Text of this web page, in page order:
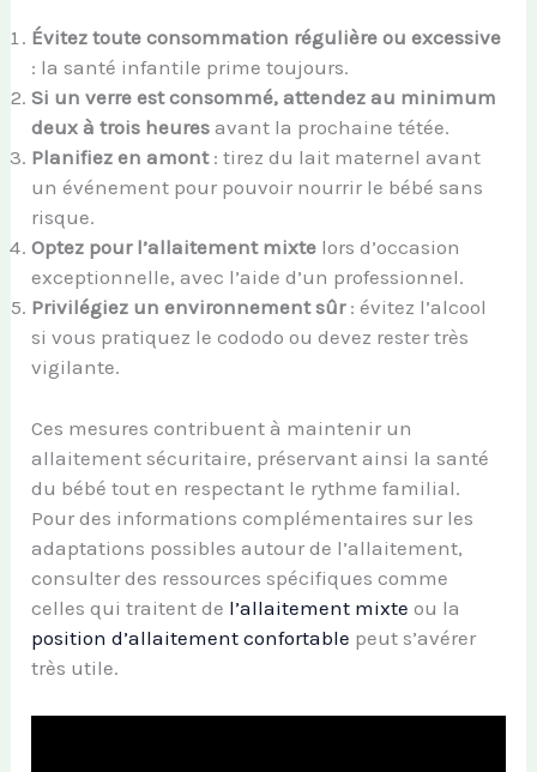
Évitez toute consommation régulière ou excessive
: la santé infantile prime toujours.
Si un verre est consommé, attendez au minimum
deux à trois heures avant la prochaine tétée.
Planifiez en amont: tirez du lait maternel avant
un événement pour pouvoir nourrir le bébé sans
risque.
Optez pour l’allaitement mixte lors d’occasion
exceptionnelle, avec l’aide d’un professionnel.
Privilégiez un environnement sûr: évitez l’alcool
si vous pratiquez le cododo ou devez rester très
vigilante.
Ces mesures contribuent à maintenir un
allaitement sécuritaire, préservant ainsi la santé
du bébé tout en respectant le rythme familial.
Pour des informations complémentaires sur les
adaptations possibles autour de l’allaitement,
consulter des ressources spécifiques comme
celles qui traitent de l’allaitement mixte ou la
position d’allaitement confortable peut s’avérer
très utile.